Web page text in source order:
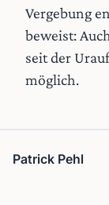
Vergebung
beweist:
seit der
möglich.
Patrick Pehl